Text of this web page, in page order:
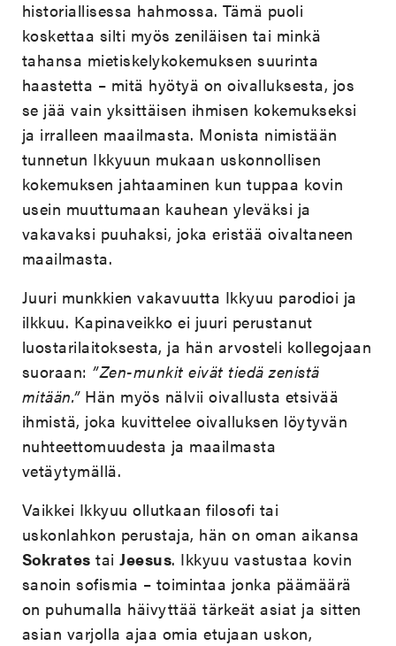
historiallisessa hahmossa. Tämä puoli
koskettaa silti myös zeniläisen tai minkä
tahansa mietiskelykokemuksen suurinta
haastetta – mitä hyötyä on oivalluksesta, jos
se jää vain yksittäisen ihmisen kokemukseksi
ja irralleen maailmasta. Monista nimistään
tunnetun Ikkyuun mukaan uskonnollisen
kokemuksen jahtaaminen kun tuppaa kovin
usein muuttumaan kauhean yleväksi ja
vakavaksi puuhaksi, joka eristää oivaltaneen
maailmasta.
Juuri munkkien vakavuutta Ikkyuu parodioi ja
ilkkuu. Kapinaveikko ei juuri perustanut
luostarilaitoksesta, ja hän arvosteli kollegojaan
suoraan: ”Zen-munkit eivät tiedä zenistä
mitään.”Hän myös nälvii oivallusta etsivää
ihmistä, joka kuvittelee oivalluksen löytyvän
nuhteettomuudesta ja maailmasta
vetäytymällä.
Vaikkei Ikkyuu ollutkaan filosofi tai
uskonlahkon perustaja, hän on oman aikansa
Sokrates taiJeesus. Ikkyuu vastustaa kovin
sanoin sofismia – toimintaa jonka päämäärä
on puhumalla häivyttää tärkeät asiat ja sitten
asian varjolla ajaa omia etujaan uskon,